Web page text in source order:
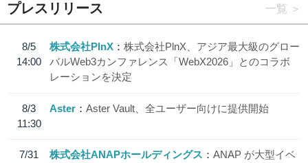
プレスリリース 一覧
8/5
14:00
株式会社PlnX
株式会社PlnX、アジア最大級のグロー
バルWeb3カンファレンス「WebX2026」とのコラボ
レーションを決定
8/3
11:30
Aster Aster Vault、全ユーザー向けに提供開始
7/31
株式会社ANAPホールディングス
ANAP が大型イベ